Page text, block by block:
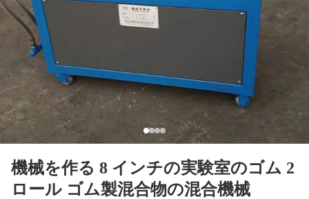
機械を作る 8 インチの実験室のゴム 2
ロール ゴム製混合物の混合機械